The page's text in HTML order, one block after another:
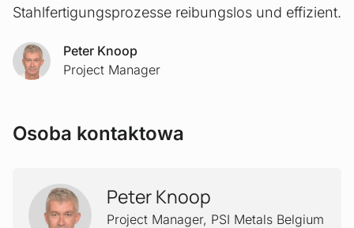
Stahlfertigungsprozesse reibungslos und effizient.
Peter Knoop
Project Manager
Osoba kontaktowa
Peter Knoop
Project Manager, PSI Metals Belgium